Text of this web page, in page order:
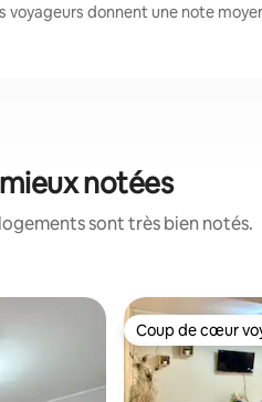
voyageurs donnent une note
notées
sont très bien notés.
Coup de cœur
Coup de cœur